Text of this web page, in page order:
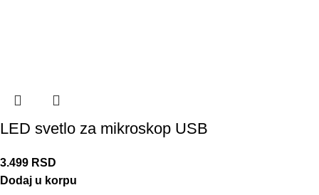
LED svetlo za mikroskop USB
3.499 RSD
Dodaj u korpu